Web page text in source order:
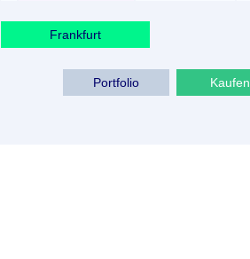
Frankfurt
Kaufen
Portfolio